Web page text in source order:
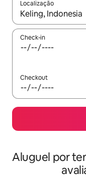
Localização
Quando os
Check-in
Checkout
Aluguel por